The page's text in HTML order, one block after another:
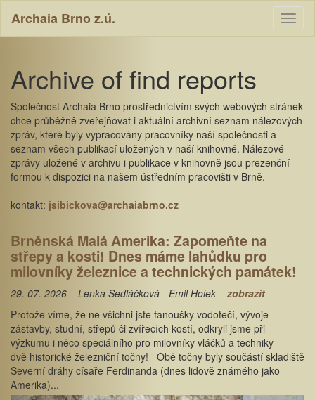
Archaia Brno z.ú.
Archive of find reports
Společnost Archaia Brno prostřednictvím svých webových stránek
chce průběžně zveřejňovat i aktuální archivní seznam nálezových
zpráv, které byly vypracovány pracovníky naší společnosti a
seznam všech publikací uložených v naší knihovně. Nálezové
zprávy uložené v archivu i publikace v knihovně jsou prezenční
formou k dispozici na našem ústředním pracovišti v Brně.
kontakt: jsibickova@archaiabrno.cz
Brněnská Malá Amerika: Zapomeňte na
střepy a kosti! Dnes máme lahůdku pro
milovníky železnice a technických památek!
29. 07. 2026 – Lenka Sedláčková - Emil Holek – zobrazit
Protože víme, že ne všichni jste fanoušky vodotečí, vývoje
zástavby, studní, střepů či zvířecích kostí, odkryli jsme při
výzkumu i něco speciálního pro milovníky vláčků a techniky —
dvě historické železniční točny! Obě točny byly součástí skladiště
Severní dráhy císaře Ferdinanda (dnes lidově známého jako
Amerika)...